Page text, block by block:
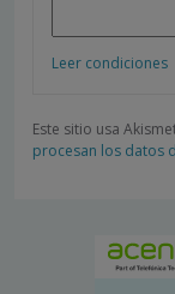
Leer condiciones
Este sitio usa
procesan los datos